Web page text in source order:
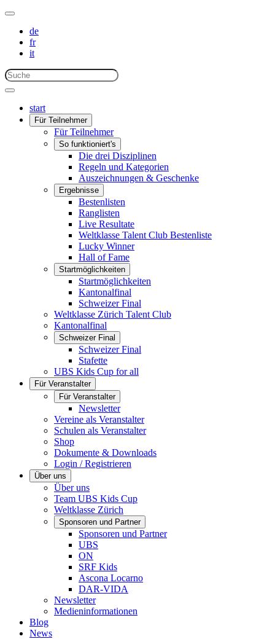
de
fr
it
start
Für Teilnehmer
Für Teilnehmer
So funktioniert's
Die drei Disziplinen
Regeln und Kategorien
Auszeichnungen & Geschenke
Ergebnisse
Bestenlisten
Ranglisten
Live Resultate
Weltklasse Talent Club Bestenliste
Lucky Winner
Hall of Fame
Startmöglichkeiten
Startmöglichkeiten
Kantonalfinal
Schweizer Final
Weltklasse Zürich Talent Club
Kantonalfinal
Schweizer Final
Schweizer Final
Stafette
UBS Kids Cup for all
Für Veranstalter
Für Veranstalter
Newsletter
Vereine als Veranstalter
Schulen als Veranstalter
Shop
Dokumente & Downloads
Login / Registrieren
Über uns
Über uns
Team UBS Kids Cup
Weltklasse Zürich
Sponsoren und Partner
Sponsoren und Partner
UBS
ON
SRF Kids
Ascona ​Locarno
DAR-VIDA
Newsletter
Medieninformationen
Blog
News